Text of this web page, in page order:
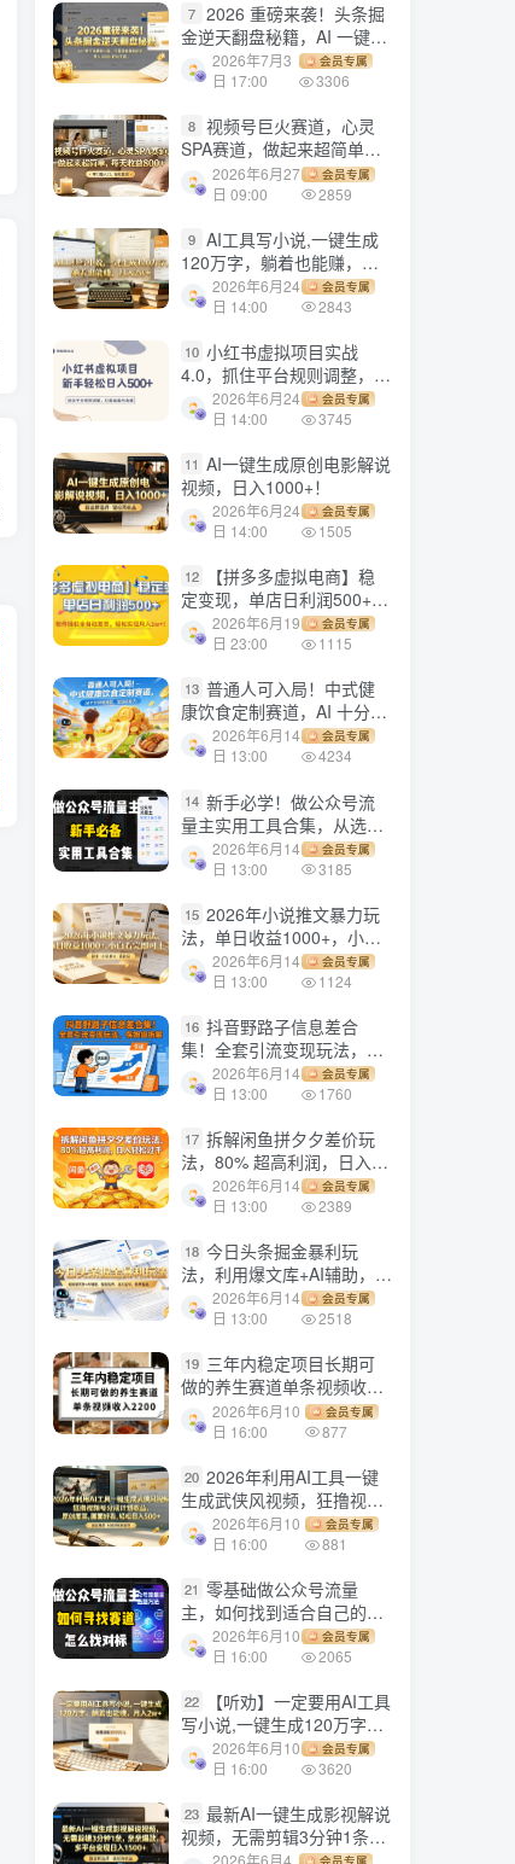
【副业项目4441期】最新长久稳定暴利项目，运费险全新玩法，日赚1000（包含详细教程，全程指导）
电脑全自动挂机项目，日入1000+，无需任何费用，合作分成收益对半分 【副业项目3384期】最新快手起号实操技术：3天1000粉（快手怎么快速涨粉丝）
7 2026 重磅来袭！头条掘
金逆天翻盘秘籍，AI 一键打
造爆款内容，只需简单复制
粘贴，日入 1000 + 轻松实
2026年7月3
日 17:00
会员专属
3306
8 视频号巨火赛道，心灵
SPA赛道，做起来超简单，
每天收益800+！
2026年6月27
日 09:00
会员专属
2859
9 AI工具写小说,一键生成
120万字，躺着也能赚，月
入2w+！
2026年6月24
日 14:00
会员专属
2843
10 小红书虚拟项目实战
4.0，抓住平台规则调整，单
店日入500+！
2026年6月24
日 14:00
会员专属
3745
11 AI一键生成原创电影解说
视频，日入1000+！
2026年6月24
日 14:00
会员专属
1505
12
【拼多多虚拟电商】稳
定变现，单店日利润500+，
软件挂机全自动发货，轻松
实现月入1w+！
2026年6月19
日 23:00
会员专属
1115
13 普通人可入局！中式健
康饮食定制赛道，AI 十分钟
做爆款，变现超给力
2026年6月14
日 13:00
会员专属
4234
14 新手必学！做公众号流
量主实用工具合集，从选题
到变现，一篇搞定（新手必
备）
2026年6月14
日 13:00
会员专属
3185
15 2026年小说推文暴力玩
法，单日收益1000+，小白
看完即可上手
2026年6月14
日 13:00
会员专属
1124
16 抖音野路子信息差合
集！全套引流变现玩法，保
姆级拆解
2026年6月14
日 13:00
会员专属
1760
17 拆解闲鱼拼夕夕差价玩
法，80% 超高利润，日入轻
松过千2026年6月14
日 13:00
会员专属
2389
18 今日头条掘金暴利玩
法，利用爆文库+AI辅助，轻
松矩阵、当天起号，简单粗
暴，日入1000+
2026年6月14
日 13:00
会员专属
2518
19 三年内稳定项目长期可
做的养生赛道单条视频收入
22002026年6月10
日 16:00
会员专属
877
20 2026年利用AI工具一键
生成武侠风视频，狂撸视频
号分成计划收益，原创度
高，画面好看，轻松日入
2026年6月10
日 16:00
会员专属
881
21 零基础做公众号流量
主，如何找到适合自己的赛
道
2026年6月10
日 16:00
会员专属
2065
22
【听劝】一定要用AI工具
写小说,一键生成120万字，
躺着也能赚，月入2w+
2026年6月10
日 16:00
会员专属
3620
23 最新AI一键生成影视解说
视频，无需剪辑3分钟1条，